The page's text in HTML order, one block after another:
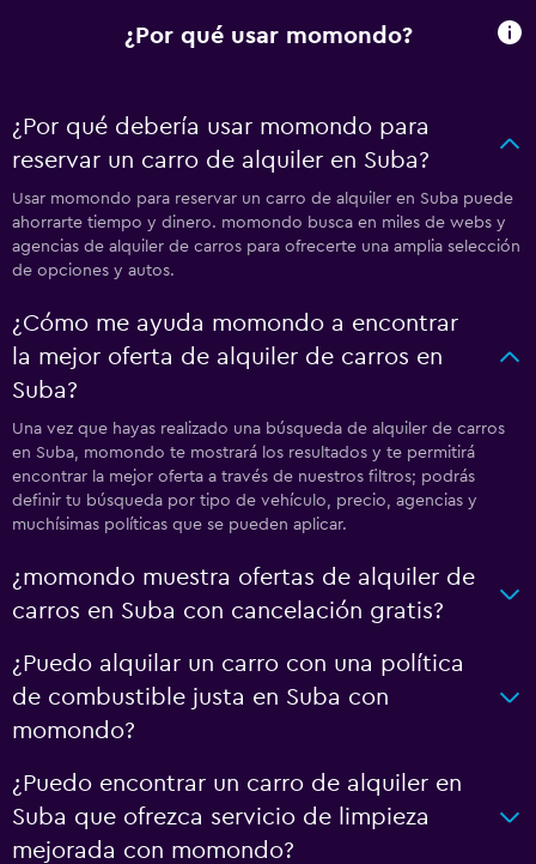
¿Por qué usar momondo?
¿Por qué debería usar momondo para
reservar un carro de alquiler en Suba?
Usar momondo para reservar un carro de alquiler en Suba puede
ahorrarte tiempo y dinero. momondo busca en miles de webs y
agencias de alquiler de carros para ofrecerte una amplia selección
de opciones y autos.
¿Cómo me ayuda momondo a encontrar
la mejor oferta de alquiler de carros en
Suba?
Una vez que hayas realizado una búsqueda de alquiler de carros
en Suba, momondo te mostrará los resultados y te permitirá
encontrar la mejor oferta a través de nuestros filtros; podrás
definir tu búsqueda por tipo de vehículo, precio, agencias y
muchísimas políticas que se pueden aplicar.
¿momondo muestra ofertas de alquiler de
carros en Suba con cancelación gratis?
¿Puedo alquilar un carro con una política
de combustible justa en Suba con
momondo?
¿Puedo encontrar un carro de alquiler en
Suba que ofrezca servicio de limpieza
mejorada con momondo?